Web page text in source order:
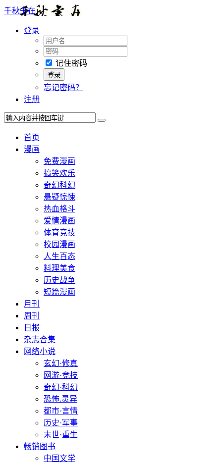
千秋书在
登录
记住密码
忘记密码？
注册
首页
漫画
免费漫画
搞笑欢乐
奇幻科幻
悬疑惊悚
热血格斗
爱情漫画
体育竞技
校园漫画
人生百态
料理美食
历史战争
短篇漫画
月刊
周刊
日报
杂志合集
网络小说
玄幻·修真
网游·竞技
奇幻·科幻
恐怖.灵异
都市·言情
历史·军事
末世·重生
畅销图书
中国文学